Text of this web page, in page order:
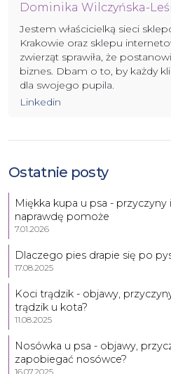
Dominika Wilczyńska-
Jestem właścicielką sieci
Krakowie oraz sklepu
zwierząt sprawiła, że
biznes. Dbam o to, by każdy
dla swojego pupila.
Linkedin
Ostatnie posty
Miękka kupa u psa -
naprawdę pomoże
7.01.2026
Dlaczego pies drapie się po
17.08.2025
Koci trądzik - objawy,
trądzik u kota?
11.08.2025
Nosówka u psa - objawy,
zapobiegać nosówce?
16.07.2025